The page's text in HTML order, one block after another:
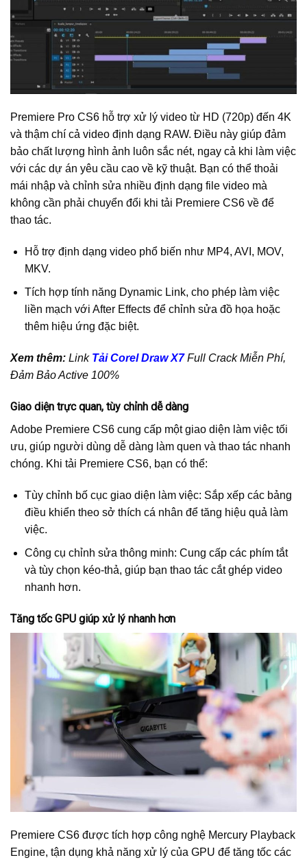
Premiere Pro CS6 hỗ trợ xử lý video từ HD (720p) đến 4K
và thậm chí cả video định dạng RAW. Điều này giúp đảm
bảo chất lượng hình ảnh luôn sắc nét, ngay cả khi làm việc
với các dự án yêu cầu cao về kỹ thuật. Bạn có thể thoải
mái nhập và chỉnh sửa nhiều định dạng file video mà
không cần phải chuyển đổi khi tải Premiere CS6 về để
thao tác.
Hỗ trợ định dạng video phổ biến như MP4, AVI, MOV,
MKV.
Tích hợp tính năng Dynamic Link, cho phép làm việc
liền mạch với After Effects để chỉnh sửa đồ họa hoặc
thêm hiệu ứng đặc biệt.
Xem thêm: LinkTải Corel Draw X7Full Crack Miễn Phí,
Đảm Bảo Active 100%
Giao diện trực quan, tùy chỉnh dễ dàng
Adobe Premiere CS6 cung cấp một giao diện làm việc tối
ưu, giúp người dùng dễ dàng làm quen và thao tác nhanh
chóng. Khi tải Premiere CS6, bạn có thể:
Tùy chỉnh bố cục giao diện làm việc: Sắp xếp các bảng
điều khiển theo sở thích cá nhân để tăng hiệu quả làm
việc.
Công cụ chỉnh sửa thông minh: Cung cấp các phím tắt
và tùy chọn kéo-thả, giúp bạn thao tác cắt ghép video
nhanh hơn.
Tăng tốc GPU giúp xử lý nhanh hơn
Premiere CS6 được tích hợp công nghệ Mercury Playback
Engine, tận dụng khả năng xử lý của GPU để tăng tốc các